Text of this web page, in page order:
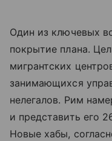
Один из ключевых
покрытие плана.
мигрантских
занимающихся
нелегалов. Рим
и представить его
Новые хабы,